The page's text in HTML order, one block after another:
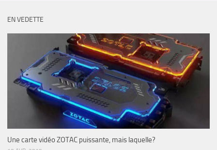
EN VEDETTE
Une carte vidéo ZOTAC puissante, mais laquelle?